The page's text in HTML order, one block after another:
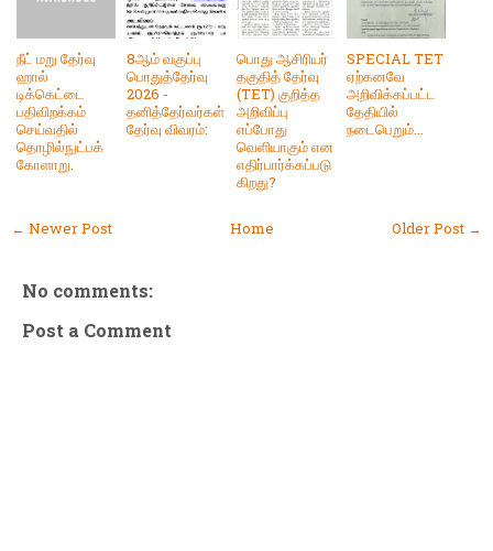
நீட் மறு தேர்வு
ஹால்
டிக்கெட்டை
பதிவிறக்கம்
செய்வதில்
தொழில்நுட்பக்
கோளாறு.
8ஆம் வகுப்பு
பொதுத்தேர்வு
2026 -
தனித்தேர்வர்கள்
தேர்வு விவரம்:
பொது ஆசிரியர்
தகுதித் தேர்வு
(TET) குறித்த
அறிவிப்பு
எப்போது
வெளியாகும் என
எதிர்பார்க்கப்படு
கிறது?
SPECIAL TET
ஏற்கனவே
அறிவிக்கப்பட்ட
தேதியில்
நடைபெறும்...
← Newer Post Older Post →
Home
No comments:
Post a Comment